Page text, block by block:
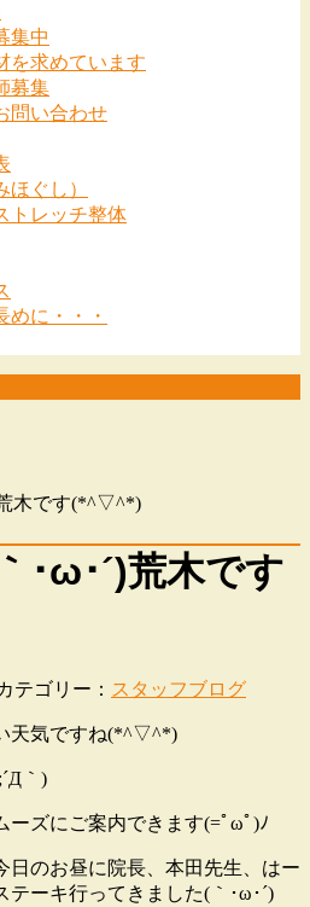
集中
を求めています
募集
問い合わせ
ぐし）
トレッチ整体
めに・・・
木です(*^▽^*)
･ω･´)荒木です
テゴリー： スタッフブログ
天気ですね(*^▽^*)
｀)
ーズにご案内できます(=ﾟωﾟ)ﾉ
日のお昼に院長、本田先生、はー
テーキ行ってきました(｀･ω･´)